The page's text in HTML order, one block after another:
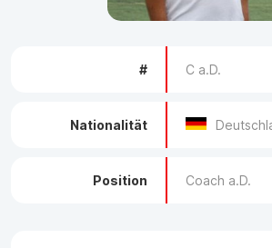
# C a.D.
Nationalität
Position Coach a.D.